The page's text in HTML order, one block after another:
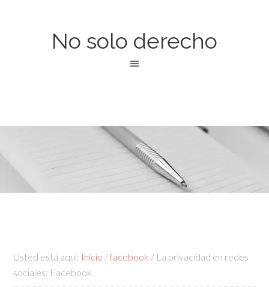
No solo derecho
Usted está aquí: Inicio /facebook / La privacidad en redes
sociales: Facebook